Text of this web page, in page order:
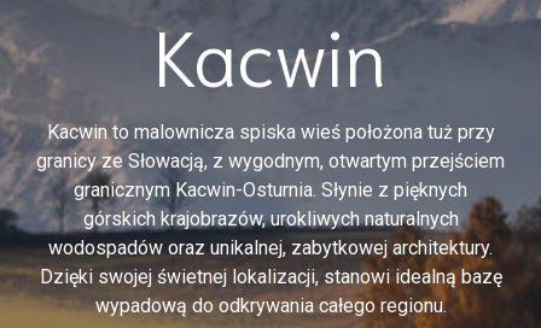
Kacwin
Kacwin to malownicza spiska wieś położona tuż przy
granicy ze Słowacją, z wygodnym, otwartym przejściem
granicznym Kacwin-Osturnia. Słynie z pięknych
górskich krajobrazów, urokliwych naturalnych
wodospadów oraz unikalnej, zabytkowej architektury.
Dzięki swojej świetnej lokalizacji, stanowi idealną bazę
wypadową do odkrywania całego regionu.